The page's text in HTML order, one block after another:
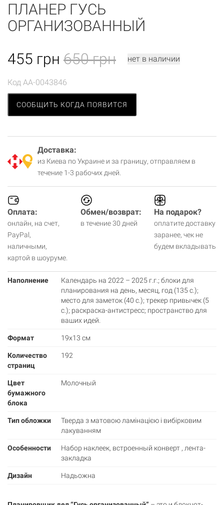
ПЛАНЕР ГУСЬ
ОРГАНИЗОВАННЫЙ
455 грн 650 грн нет в наличии
Код AA-0043846
СООБЩИТЬ КОГДА ПОЯВИТСЯ
Доставка:
из Киева по Украине и за границу, отправляем в
течение 1-3 рабочих дней.
Оплата:
онлайн, на счет,
PayPal,
наличными,
картой в шоуруме.
Обмен/возврат:
в течение 30 дней
На подарок?
оплатите доставку
заранее, чек не
будем вкладывать
Наполнение
Календарь на 2022 – 2025 г.г.; блоки для
планирования на день, месяц, год (135 с.);
место для заметок (40 с.); трекер привычек (5
с.); раскраска-антистресс; пространство для
ваших идей.
Формат 19х13 см
Количество
страниц
192
Цвет
бумажного
блока
Молочный
Тип обложки
Тверда з матовою ламінацією і вибірковим
лакуванням
Особенности
Набор наклеек, встроенный конверт , лента-
закладка
Дизайн Надьожна